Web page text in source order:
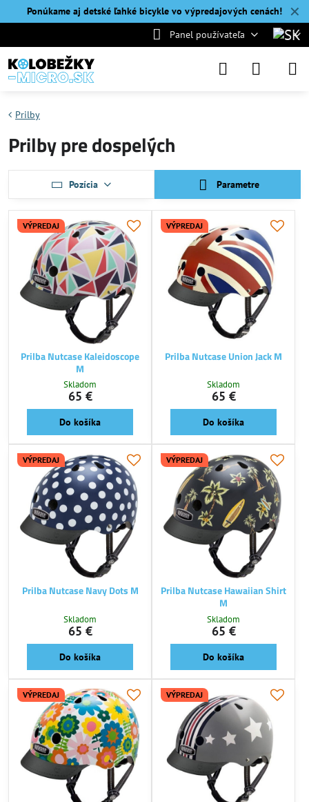
✕
Ponúkame aj detské ľahké bicykle vo výpredajových cenách!
Panel používateľa
Prilby
Prilby pre dospelých
Pozícia Parametre
VÝPREDAJ
Prilba Nutcase Kaleidoscope
M
Skladom
65 €
Do košíka
VÝPREDAJ
Prilba Nutcase Union Jack M
Skladom
65 €
Do košíka
VÝPREDAJ
Prilba Nutcase Navy Dots M
Skladom
65 €
Do košíka
VÝPREDAJ
Prilba Nutcase Hawaiian Shirt
M
Skladom
65 €
Do košíka
VÝPREDAJ VÝPREDAJ